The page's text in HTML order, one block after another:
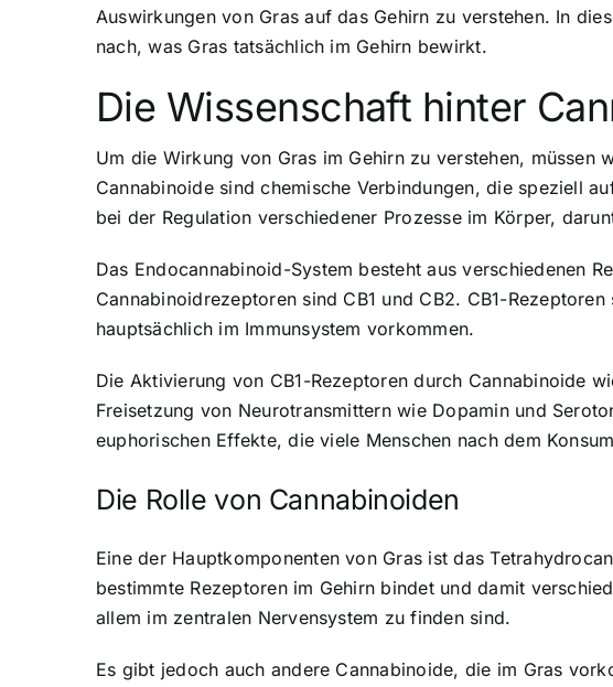
Auswirkungen von Gras auf das Gehirn zu verstehen. In
nach, was Gras tatsächlich im Gehirn bewirkt.
Die Wissenschaft hinter
Um die Wirkung von Gras im Gehirn zu verstehen, müssen
Cannabinoide sind chemische Verbindungen, die speziell
bei der Regulation verschiedener Prozesse im Körper,
Das Endocannabinoid-System besteht aus verschiedenen
Cannabinoidrezeptoren sind CB1 und CB2. CB1-
hauptsächlich im Immunsystem vorkommen.
Die Aktivierung von CB1-Rezeptoren durch Cannabinoide
Freisetzung von Neurotransmittern wie Dopamin und
euphorischen Effekte, die viele Menschen nach dem
Die Rolle von Cannabinoiden
Eine der Hauptkomponenten von Gras ist das
bestimmte Rezeptoren im Gehirn bindet und damit
allem im zentralen Nervensystem zu finden sind.
Es gibt jedoch auch andere Cannabinoide, die im Gras